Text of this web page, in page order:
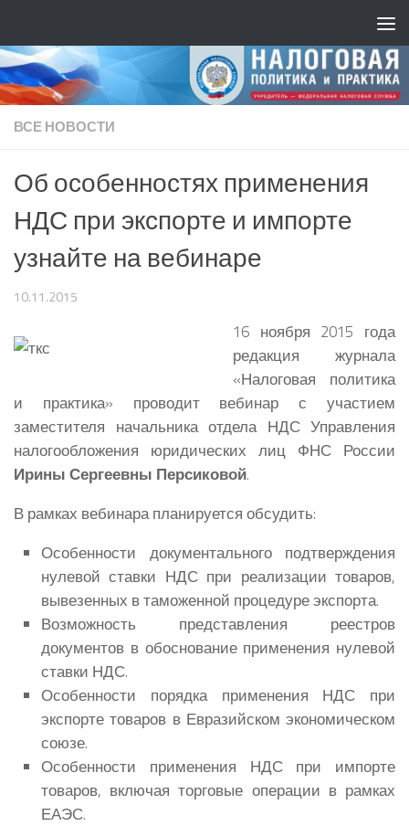
ВСЕ НОВОСТИ
Об особенностях применения
НДС при экспорте и импорте
узнайте на вебинаре
10.11.2015
16 ноября 2015 года
редакция журнала
«Налоговая политика
и практика» проводит вебинар с участием
заместителя начальника отдела НДС Управления
налогообложения юридических лиц ФНС России
Ирины Сергеевны Персиковой.
В рамках вебинара планируется обсудить:
Особенности документального подтверждения
нулевой ставки НДС при реализации товаров,
вывезенных в таможенной процедуре экспорта.
Возможность представления реестров
документов в обоснование применения нулевой
ставки НДС.
Особенности порядка применения НДС при
экспорте товаров в Евразийском экономическом
союзе.
Особенности применения НДС при импорте
товаров, включая торговые операции в рамках
ЕАЭС.